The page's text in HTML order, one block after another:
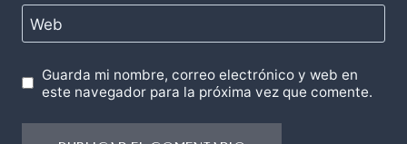
Web
Guarda mi nombre, correo electrónico y web en
este navegador para la próxima vez que comente.